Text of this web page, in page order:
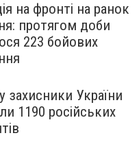
на фронті на ранок
протягом доби
223 бойових
захисники України
1190 російських